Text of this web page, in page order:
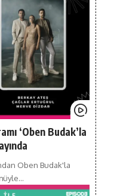
‘Oben Budak’la
Oben Budak'la